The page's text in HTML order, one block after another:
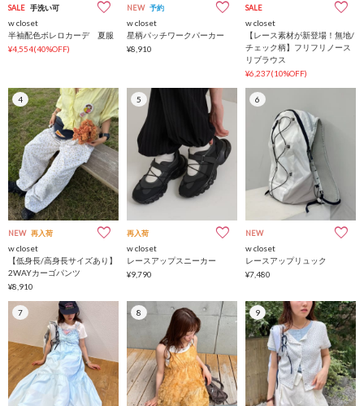
SALE 手洗い可
w closet
半袖配色ボレロカーデ 夏服
¥4,554(40%OFF)
NEW 予約
w closet
星柄パッチワークパーカー
¥8,910
SALE
w closet
【レース素材が新登場！無地/
チェック柄】フリフリノース
リブラウス
¥6,237(10%OFF)
4
NEW 再入荷
w closet
【低身長/高身長サイズあり】
2WAYカーゴパンツ
¥8,910
5
再入荷
w closet
レースアップスニーカー
¥9,790
6
NEW
w closet
レースアップリュック
¥7,480
7 8 9